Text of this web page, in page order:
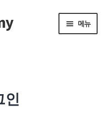
메뉴
인